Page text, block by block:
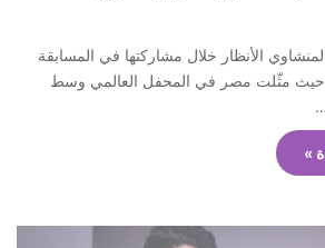
الأنظار خلال مشاركتها في المسابقة
حيث مثّلت مصر في المحفل العالمي وسط
»